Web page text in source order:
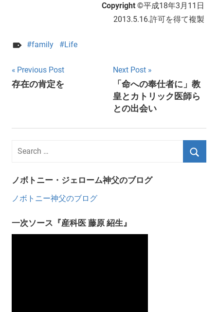
Copyright ©平成18年3月11日
2013.5.16.許可を得て複製
family Life
Post
navigation
Previous Post
存在の肯定を
Next Post
「命への奉仕者に」教
皇とカトリック医師ら
との出会い
ノボトニー・ジェローム神父のブログ
ノボトニー神父のブログ
一次ソース『産科医 藤原 紹生』